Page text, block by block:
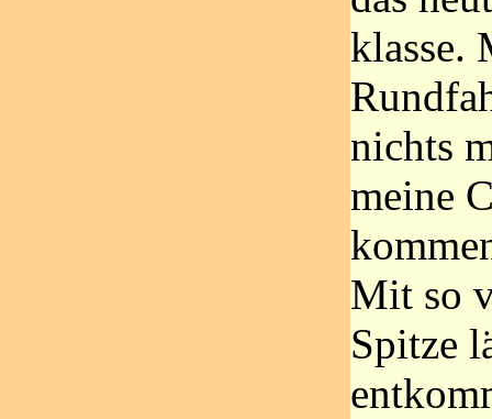
klasse.
nichts
meine
Mit so
Spitze